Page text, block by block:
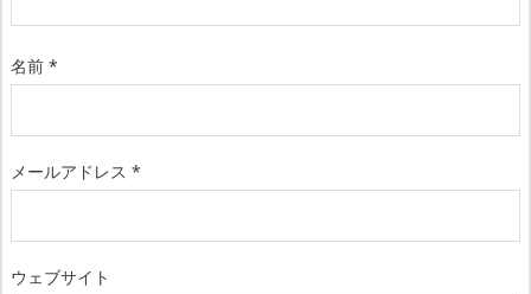
名前 *
メールアドレス *
ウェブサイト